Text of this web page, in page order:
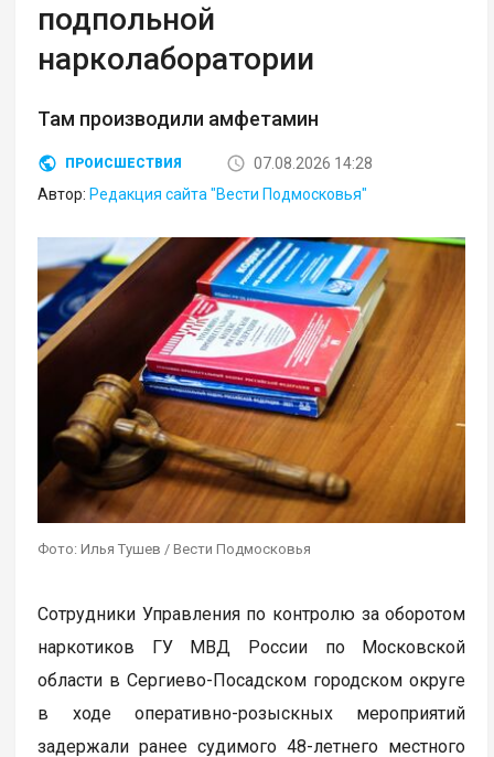
подпольной
нарколаборатории
Там производили амфетамин
ПРОИСШЕСТВИЯ
07.08.2026 14:28
Автор: Редакция сайта "Вести Подмосковья"
Фото: Илья Тушев / Вести Подмосковья
Сотрудники Управления по контролю за оборотом
наркотиков ГУ МВД России по Московской
области в Сергиево-Посадском городском округе
в ходе оперативно-розыскных мероприятий
задержали ранее судимого 48-летнего местного